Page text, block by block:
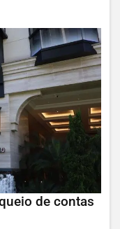
de contas